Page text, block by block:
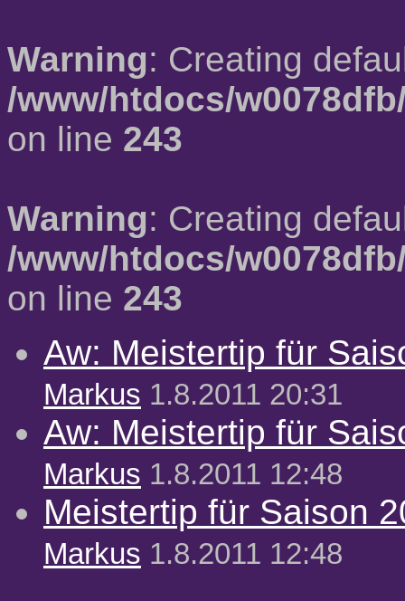
Warning: Creating
/www/htdocs/
on line 243
Warning: Creating
/www/htdocs/
on line 243
Aw: Meistertip für
Markus 1.8.2011 20:31
Aw: Meistertip für
Markus 1.8.2011 12:48
Meistertip für Saison
Markus 1.8.2011 12:48